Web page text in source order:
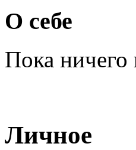
О себе
Пока ничего
Личное